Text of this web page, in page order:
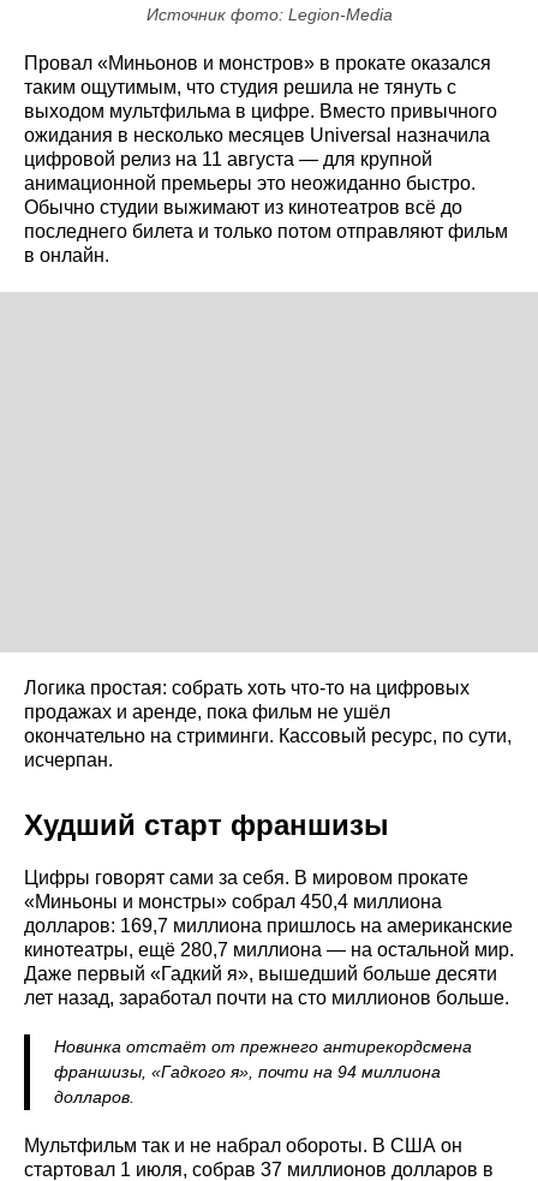
Источник фото: Legion-Media
Провал «Миньонов и монстров» в прокате оказался
таким ощутимым, что студия решила не тянуть с
выходом мультфильма в цифре. Вместо привычного
ожидания в несколько месяцев Universal назначила
цифровой релиз на 11 августа — для крупной
анимационной премьеры это неожиданно быстро.
Обычно студии выжимают из кинотеатров всё до
последнего билета и только потом отправляют фильм
в онлайн.
Логика простая: собрать хоть что-то на цифровых
продажах и аренде, пока фильм не ушёл
окончательно на стриминги. Кассовый ресурс, по сути,
исчерпан.
Худший старт франшизы
Цифры говорят сами за себя. В мировом прокате
«Миньоны и монстры» собрал 450,4 миллиона
долларов: 169,7 миллиона пришлось на американские
кинотеатры, ещё 280,7 миллиона — на остальной мир.
Даже первый «Гадкий я», вышедший больше десяти
лет назад, заработал почти на сто миллионов больше.
Новинка отстаёт от прежнего антирекордсмена
франшизы, «Гадкого я», почти на 94 миллиона
долларов.
Мультфильм так и не набрал обороты. В США он
стартовал 1 июля, собрав 37 миллионов долларов в